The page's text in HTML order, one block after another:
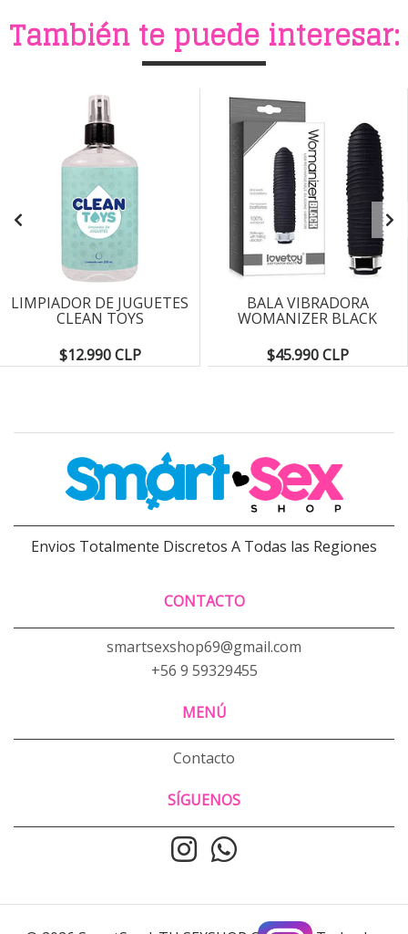
También te puede interesar:
LIMPIADOR DE JUGUETES
CLEAN TOYS
$12.990 CLP
BALA VIBRADORA
WOMANIZER BLACK
$45.990 CLP
Envios Totalmente Discretos A Todas las Regiones
CONTACTO
smartsexshop69@gmail.com
+56 9 59329455
MENÚ
Contacto
SÍGUENOS